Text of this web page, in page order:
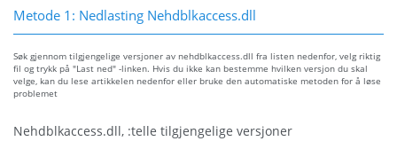
Metode 1: Nedlasting Nehdblkaccess.dll
Søk gjennom tilgjengelige versjoner av nehdblkaccess.dll fra listen nedenfor, velg riktig
fil og trykk på "Last ned" -linken. Hvis du ikke kan bestemme hvilken versjon du skal
velge, kan du lese artikkelen nedenfor eller bruke den automatiske metoden for å løse
problemet
Nehdblkaccess.dll, :telle tilgjengelige versjoner